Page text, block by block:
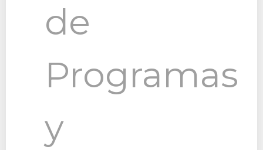
de
Programas
y